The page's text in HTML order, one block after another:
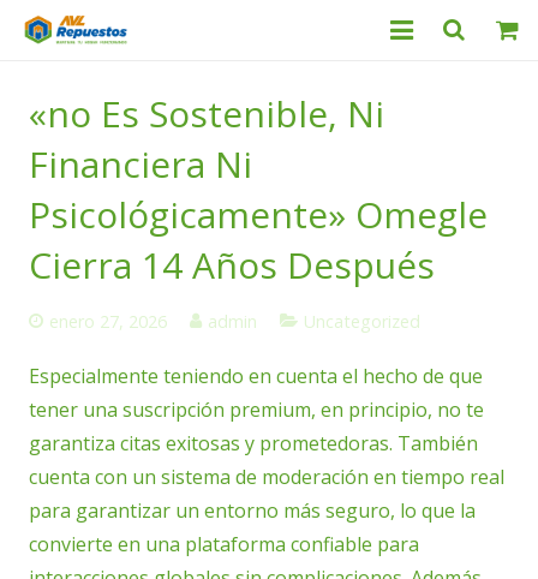
Servicio Técnico
Nosotros
Contacto
«no Es Sostenible, Ni
Financiera Ni
Psicológicamente» Omegle
Cierra 14 Años Después
enero 27, 2026 admin Uncategorized
Especialmente teniendo en cuenta el hecho de que
tener una suscripción premium, en principio, no te
garantiza citas exitosas y prometedoras. También
cuenta con un sistema de moderación en tiempo real
para garantizar un entorno más seguro, lo que la
convierte en una plataforma confiable para